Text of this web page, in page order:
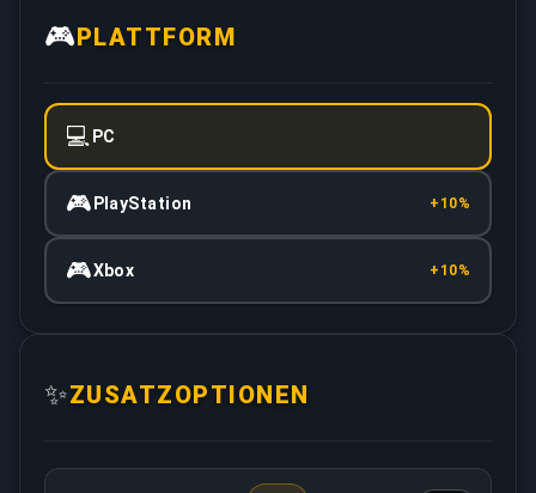
🎮PLATTFORM
💻 PC
🎮 PlayStation +10%
🎮Xbox +10%
✨ZUSATZOPTIONEN